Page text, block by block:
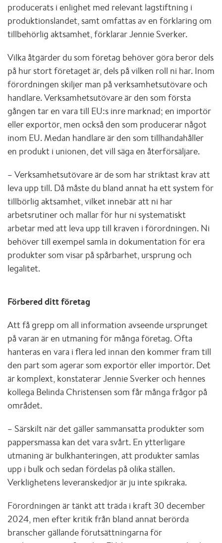
producerats i enlighet med relevant lagstiftning i
produktionslandet, samt omfattas av en förklaring om
tillbehörlig aktsamhet, förklarar Jennie Sverker.
Vilka åtgärder du som företag behöver göra beror dels
på hur stort företaget är, dels på vilken roll ni har. Inom
förordningen skiljer man på verksamhetsutövare och
handlare. Verksamhetsutövare är den som första
gången tar en vara till EU:s inre marknad; en importör
eller exportör, men också den som producerar något
inom EU. Medan handlare är den som tillhandahåller
en produkt i unionen, det vill säga en återförsäljare.
– Verksamhetsutövare är de som har striktast krav att
leva upp till. Då måste du bland annat ha ett system för
tillbörlig aktsamhet, vilket innebär att ni har
arbetsrutiner och mallar för hur ni systematiskt
arbetar med att leva upp till kraven i förordningen. Ni
behöver till exempel samla in dokumentation för era
produkter som visar på spårbarhet, ursprung och
legalitet.
Förbered ditt företag
Att få grepp om all information avseende ursprunget
på varan är en utmaning för många företag. Ofta
hanteras en vara i flera led innan den kommer fram till
den part som agerar som exportör eller importör. Det
är komplext, konstaterar Jennie Sverker och hennes
kollega Belinda Christensen som får många frågor på
området.
– Särskilt när det gäller sammansatta produkter som
pappersmassa kan det vara svårt. En ytterligare
utmaning är bulkhanteringen, att produkter samlas
upp i bulk och sedan fördelas på olika ställen.
Verklighetens leveranskedjor är ju inte spikraka.
Förordningen är tänkt att träda i kraft 30 december
2024, men efter kritik från bland annat berörda
branscher gällande förutsättningarna för